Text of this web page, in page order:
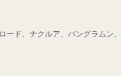
ード、ナクルア、バングラムン